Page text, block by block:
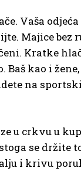
Vaša
Majice bez
Kratke
kao i
na
u crkvu u
se držite
i krivu